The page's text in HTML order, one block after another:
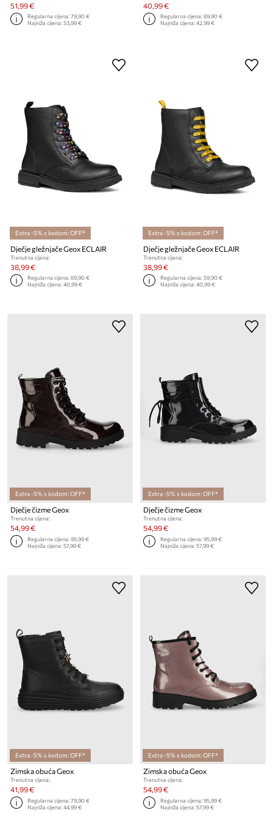
51,99 €
Regularna cijena:79,90 €
Najniža cijena:53,99 €
40,99 €
Regularna cijena:69,90 €
Najniža cijena:42,99 €
Extra -5% s kodom: OFF*
Dječje gležnjače Geox ECLAIR
Trenutna cijena:
38,99 €
Regularna cijena:69,90 €
Najniža cijena:40,99 €
Extra -5% s kodom: OFF*
Dječje gležnjače Geox ECLAIR
Trenutna cijena:
38,99 €
Regularna cijena:59,90 €
Najniža cijena:40,99 €
Extra -5% s kodom: OFF*
Dječje čizme Geox
Trenutna cijena:
54,99 €
Regularna cijena:95,99 €
Najniža cijena:57,99 €
Extra -5% s kodom: OFF*
Dječje čizme Geox
Trenutna cijena:
54,99 €
Regularna cijena:95,99 €
Najniža cijena:57,99 €
Extra -5% s kodom: OFF*
Zimska obuća Geox
Trenutna cijena:
41,99 €
Regularna cijena:79,90 €
Najniža cijena:44,99 €
Extra -5% s kodom: OFF*
Zimska obuća Geox
Trenutna cijena:
54,99 €
Regularna cijena:95,99 €
Najniža cijena:57,99 €